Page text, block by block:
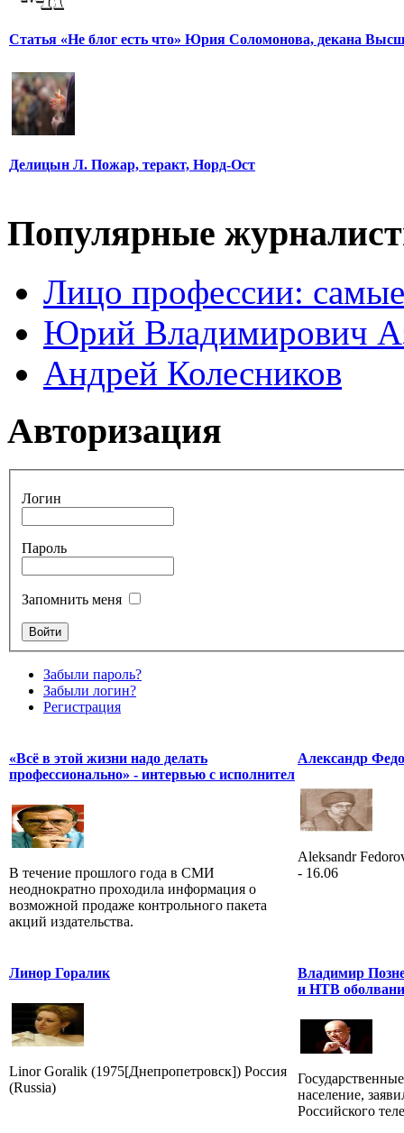
Статья «Не блог есть что» Юрия Соломонова, декана
Делицын Л. Пожар, теракт, Норд-Ост
Популярные
Лицо профессии:
Юрий Владимирович
Андрей Колесников
Авторизация
Логин
Пароль
Запомнить меня
Забыли пароль?
Забыли логин?
Регистрация
«Всё в этой жизни надо делать
профессионально» - интервью с исполнител
В течение прошлого года в СМИ
неоднократно проходила информация о
возможной продаже контрольного пакета
акций издательства.
Александр
Aleksandr
- 16.06
Линор Горалик
Linor Goralik (1975[Днепропетровск]) Россия
(Russia)
Владимир
и НТВ
население,
Российского